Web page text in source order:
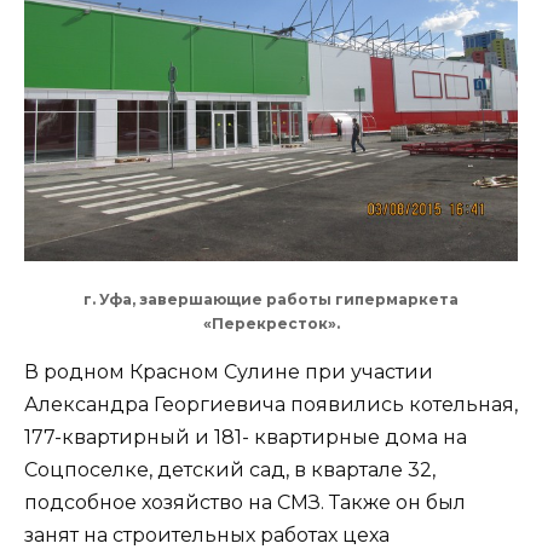
г. Уфа, завершающие работы гипермаркета
«Перекресток».
В родном Красном Сулине при участии
Александра Георгиевича появились котельная,
177-квартирный и 181- квартирные дома на
Соцпоселке, детский сад, в квартале 32,
подсобное хозяйство на СМЗ. Также он был
занят на строительных работах цеха